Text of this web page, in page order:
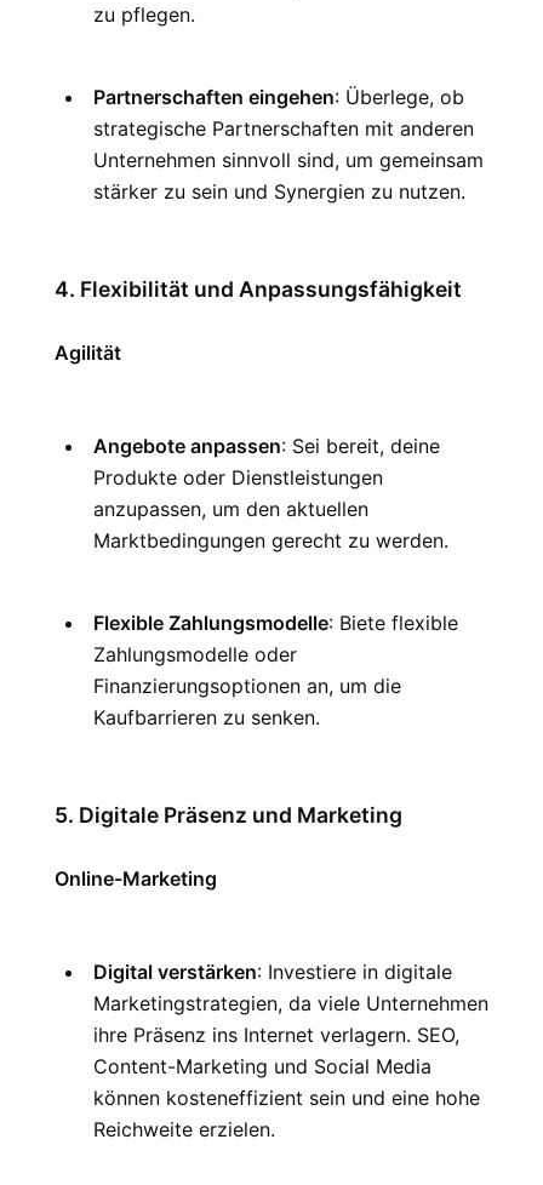
zu pflegen.
Partnerschaften eingehen: Überlege, ob
strategische Partnerschaften mit anderen
Unternehmen sinnvoll sind, um gemeinsam
stärker zu sein und Synergien zu nutzen.
4. Flexibilität und Anpassungsfähigkeit
Agilität
Angebote anpassen: Sei bereit, deine
Produkte oder Dienstleistungen
anzupassen, um den aktuellen
Marktbedingungen gerecht zu werden.
Flexible Zahlungsmodelle: Biete flexible
Zahlungsmodelle oder
Finanzierungsoptionen an, um die
Kaufbarrieren zu senken.
5. Digitale Präsenz und Marketing
Online-Marketing
Digital verstärken: Investiere in digitale
Marketingstrategien, da viele Unternehmen
ihre Präsenz ins Internet verlagern. SEO,
Content-Marketing und Social Media
können kosteneffizient sein und eine hohe
Reichweite erzielen.